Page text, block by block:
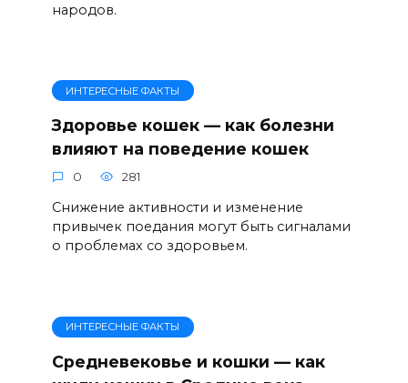
народов.
ИНТЕРЕСНЫЕ ФАКТЫ
Здоровье кошек — как болезни
влияют на поведение кошек
0 281
Снижение активности и изменение
привычек поедания могут быть сигналами
о проблемах со здоровьем.
ИНТЕРЕСНЫЕ ФАКТЫ
Средневековье и кошки — как